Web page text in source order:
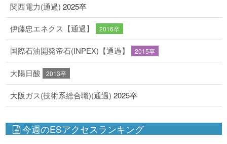
関西電力(通過) 2025卒
伊藤忠エネクス【通過】 2016卒
国際石油開発帝石(INPEX)【通過】 2015卒
大陽日酸 2013卒
大阪ガス(技術系総合職)(通過) 2025卒
今週のESアクセスランキング